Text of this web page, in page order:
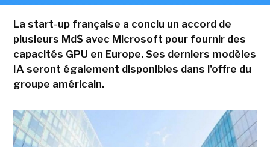
La start-up française a conclu un accord de
plusieurs Md$ avec Microsoft pour fournir des
capacités GPU en Europe. Ses derniers modèles
IA seront également disponibles dans l'offre du
groupe américain.